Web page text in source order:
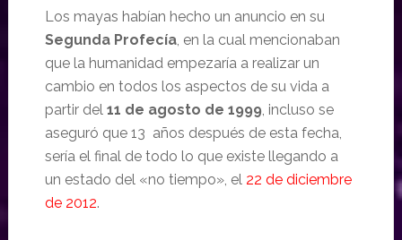
Los mayas habían hecho un anuncio en su
Segunda Profecía, en la cual mencionaban
que la humanidad empezaría a realizar un
cambio en todos los aspectos de su vida a
partir del 11 de agosto de 1999, incluso se
aseguró que 13 años después de esta fecha,
sería el final de todo lo que existe llegando a
un estado del «no tiempo», el 22 de diciembre
de 2012.